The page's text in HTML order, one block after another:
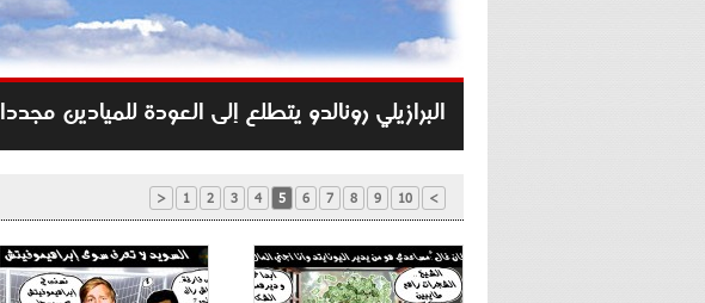
البرازيلي رونالدو يتطلع إلى العودة للميادين مجددا
< 1 2 3 4 5 6 7 8 9 10 >